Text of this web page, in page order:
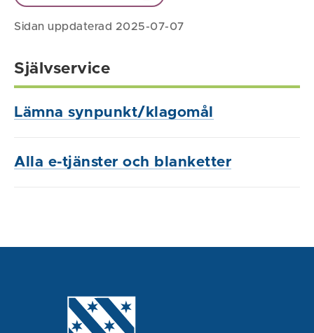
Sidan uppdaterad 2025-07-07
Självservice
Lämna synpunkt/klagomål
Alla e-tjänster och blanketter